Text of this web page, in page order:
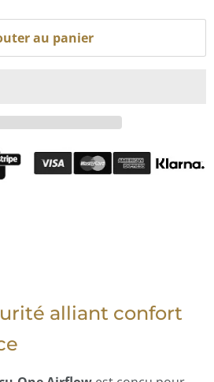
au panier
alliant confort